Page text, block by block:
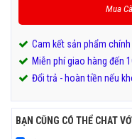
Mua
Cam kết sản phẩm chính
Miễn phí giao hàng đến
Đổi trả - hoàn tiền nếu
BẠN CŨNG CÓ THỂ CHAT